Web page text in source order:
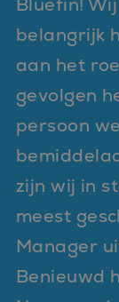
belangrijk
aan het
gevolgen
persoon
zijn wij in
meest
Manager
Benieuwd